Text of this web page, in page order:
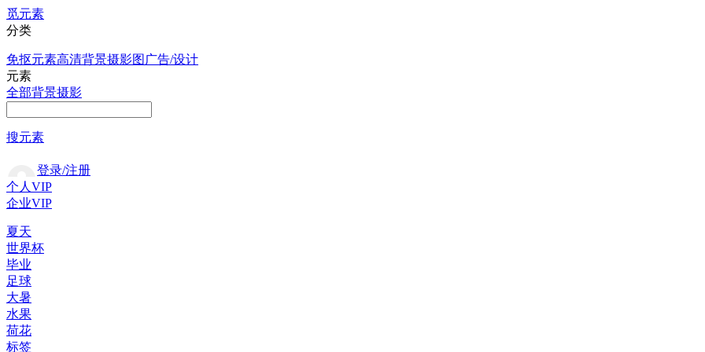
觅元素
分类
免抠元素高清背景摄影图 广告/设计
元素
全部背景摄影
搜元素
登录/注册
个人VIP
企业VIP
夏天
世界杯
毕业
足球
大暑
水果
荷花
标签